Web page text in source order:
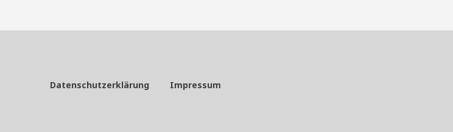
Datenschutzerklärung Impressum